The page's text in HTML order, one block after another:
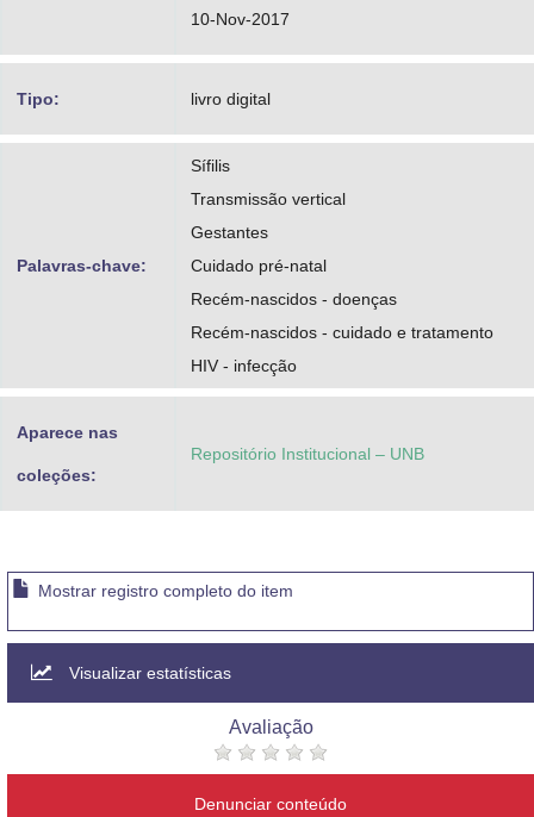
10-Nov-2017
Tipo: livro digital
Palavras-chave:
Sífilis
Transmissão vertical
Gestantes
Cuidado pré-natal
Recém-nascidos - doenças
Recém-nascidos - cuidado e tratamento
HIV - infecção
Aparece nas
coleções:
Repositório Institucional – UNB
Mostrar registro completo do item
Visualizar estatísticas
Avaliação
Denunciar conteúdo